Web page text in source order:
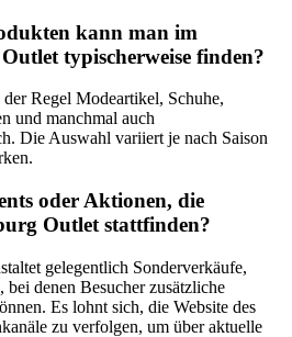
kann man im
typischerweise finden?
Regel Modeartikel, Schuhe,
und manchmal auch
Die Auswahl variiert je nach Saison
oder Aktionen, die
Outlet stattfinden?
gelegentlich Sonderverkäufe,
bei denen Besucher zusätzliche
Es lohnt sich, die Website des
zu verfolgen, um über aktuelle